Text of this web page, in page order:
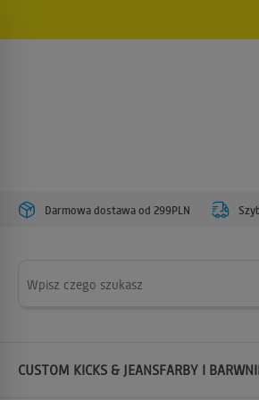
Darmowa dostawa od 299PLN
CUSTOM KICKS & JEANSFARBY I